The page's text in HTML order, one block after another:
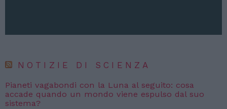
NOTIZIE DI SCIENZA
Pianeti vagabondi con la Luna al seguito: cosa
accade quando un mondo viene espulso dal suo
sistema?